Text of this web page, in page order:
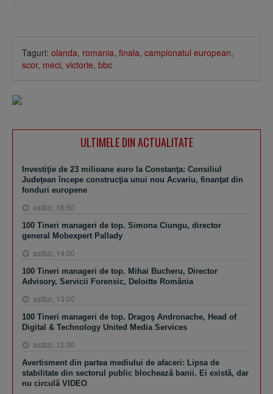
Taguri: olanda, romania, finala, campionatul european,
scor, meci, victorie, bbc
ULTIMELE DIN ACTUALITATE
Investiţie de 23 milioane euro la Constanţa: Consiliul
Judeţean începe construcţia unui nou Acvariu, finanţat din
fonduri europene
astăzi, 16:50
100 Tineri manageri de top. Simona Ciungu, director
general Mobexpert Pallady
astăzi, 14:00
100 Tineri manageri de top. Mihai Bucheru, Director
Advisory, Servicii Forensic, Deloitte România
astăzi, 13:00
100 Tineri manageri de top. Dragoş Andronache, Head of
Digital & Technology United Media Services
astăzi, 12:00
Avertisment din partea mediului de afaceri: Lipsa de
stabilitate din sectorul public blochează banii. Ei există, dar
nu circulă VIDEO